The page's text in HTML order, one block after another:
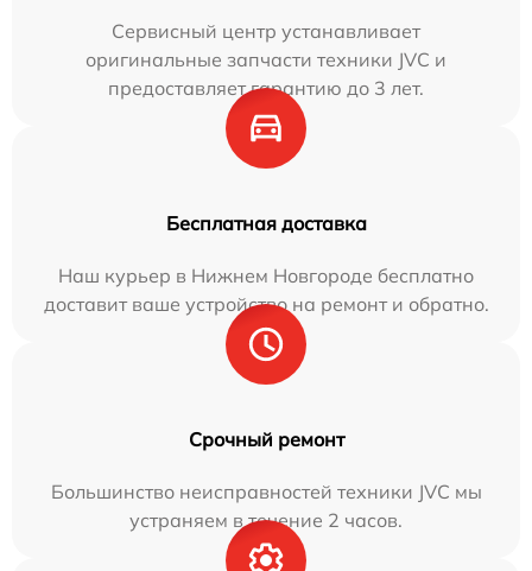
Сервисный центр устанавливает
оригинальные запчасти техники JVC и
предоставляет гарантию до 3 лет.
Бесплатная доставка
Наш курьер в Нижнем Новгороде бесплатно
доставит ваше устройство на ремонт и обратно.
Срочный ремонт
Большинство неисправностей техники JVC мы
устраняем в течение 2 часов.